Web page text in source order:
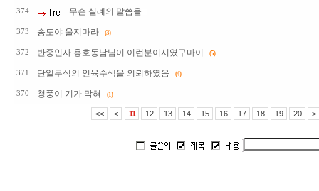
374 무슨 실례의 말씀을
373 송도야 울지마라 (3)
372 반중인사 용호동남님이 이런분이시였구마이 (5)
371 단일무식의 인육수색을 의뢰하였음 (4)
370 청풍이 기가 막혀 (1)
<< < 11 12 13 14 15 16 17 18 19 20 >